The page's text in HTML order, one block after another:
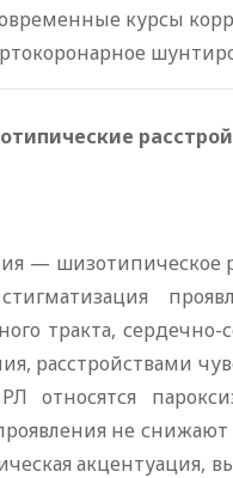
курсы
— шизотипическое
стигматизация
тракта,
расстройствами
относятся
не
акцентуация,